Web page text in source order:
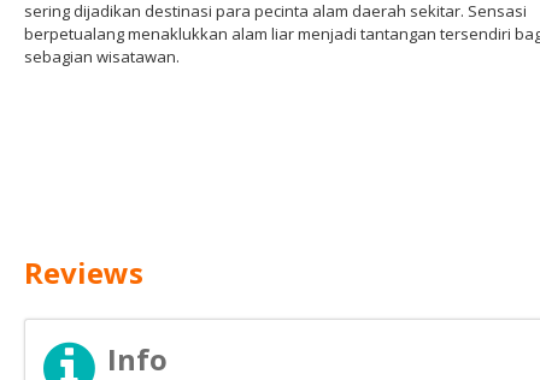
sering dijadikan destinasi para pecinta alam daerah sekitar. Sensasi
berpetualang menaklukkan alam liar menjadi tantangan tersendiri
sebagian wisatawan.
Reviews
Info